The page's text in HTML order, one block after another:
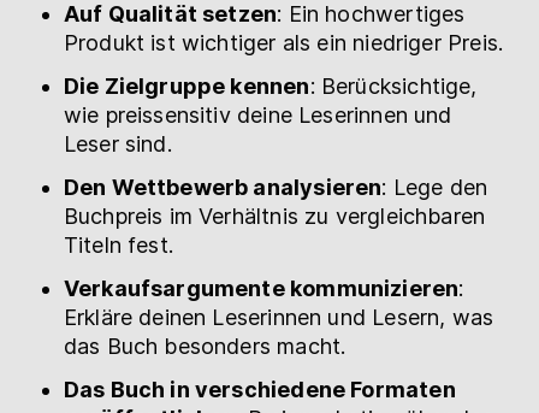
Auf Qualität setzen: Ein hochwertiges
Produkt ist wichtiger als ein niedriger Preis.
Die Zielgruppe kennen: Berücksichtige,
wie preissensitiv deine Leserinnen und
Leser sind.
Den Wettbewerb analysieren: Lege den
Buchpreis im Verhältnis zu vergleichbaren
Titeln fest.
Verkaufsargumente kommunizieren:
Erkläre deinen Leserinnen und Lesern, was
das Buch besonders macht.
Das Buch in verschiedene Formaten